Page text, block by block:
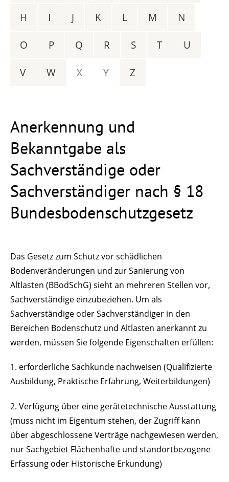
H I J K L M N
O P Q R S T U
V W X Y Z
Anerkennung und
Bekanntgabe als
Sachverständige oder
Sachverständiger nach § 18
Bundesbodenschutzgesetz
Das Gesetz zum Schutz vor schädlichen
Bodenveränderungen und zur Sanierung von
Altlasten (BBodSchG) sieht an mehreren Stellen vor,
Sachverständige einzubeziehen. Um als
Sachverständige oder Sachverständiger in den
Bereichen Bodenschutz und Altlasten anerkannt zu
werden, müssen Sie folgende Eigenschaften erfüllen:
1. erforderliche Sachkunde nachweisen (Qualifizierte
Ausbildung, Praktische Erfahrung, Weiterbildungen)
2. Verfügung über eine gerätetechnische Ausstattung
(muss nicht im Eigentum stehen, der Zugriff kann
über abgeschlossene Verträge nachgewiesen werden,
nur Sachgebiet Flächenhafte und standortbezogene
Erfassung oder Historische Erkundung)